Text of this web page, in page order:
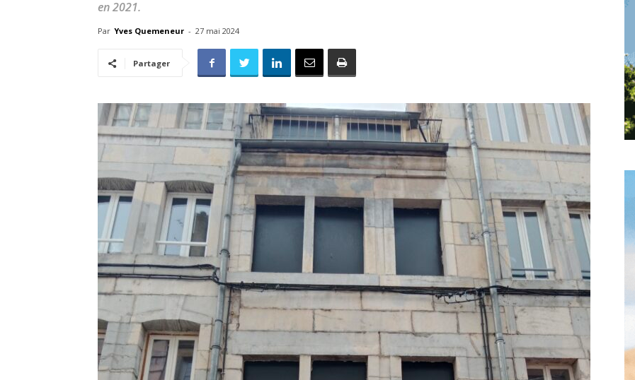
locale
–
Hebdo25
en 2021.
Par Yves Quemeneur - 27 mai 2024
Partager